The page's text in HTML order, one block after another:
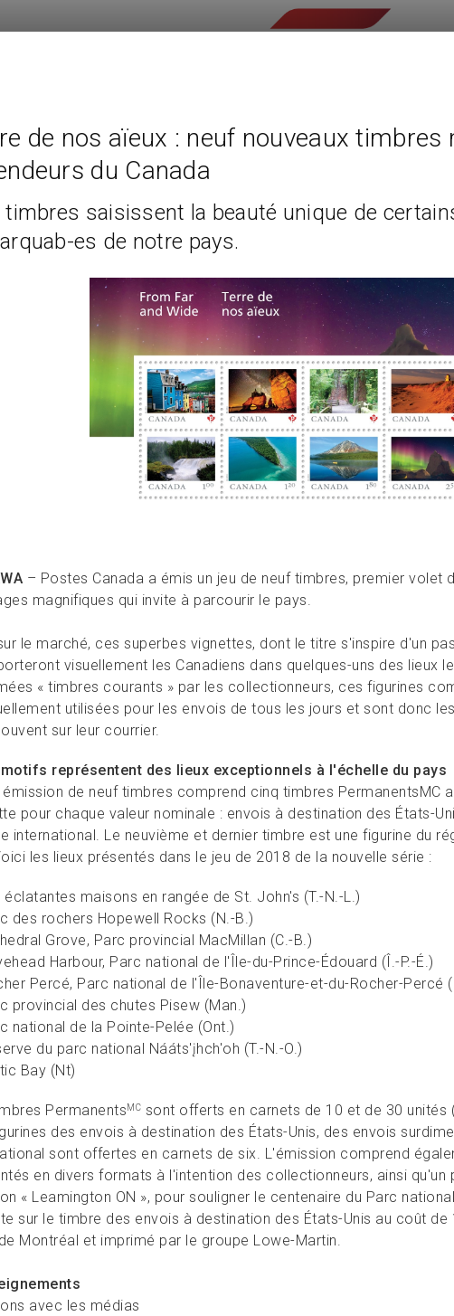
de nos aïeux : neuf nouveaux
du Canada
timbres saisissent la beauté unique de
es de notre pays.
– Postes Canada a émis un jeu de neuf timbres, premier volet
magnifiques qui invite à parcourir le pays.
le marché, ces superbes vignettes, dont le titre s'inspire d'un
visuellement les Canadiens dans quelques-uns des lieux
« timbres courants » par les collectionneurs, ces figurines
utilisées pour les envois de tous les jours et sont donc
sur leur courrier.
représentent des lieux exceptionnels à l'échelle du pays
de neuf timbres comprend cinq timbres PermanentsMC
pour chaque valeur nominale : envois à destination des États-
international. Le neuvième et dernier timbre est une figurine du
les lieux présentés dans le jeu de 2018 de la nouvelle série :
éclatantes maisons en rangée de St. John's (T.-N.-L.)
des rochers Hopewell Rocks (N.-B.)
Grove, Parc provincial MacMillan (C.-B.)
Harbour, Parc national de l'Île-du-Prince-Édouard (Î.-P.-É.)
Percé, Parc national de l'Île-Bonaventure-et-du-Rocher-Percé
provincial des chutes Pisew (Man.)
national de la Pointe-Pelée (Ont.)
du parc national Nááts'įhch'oh (T.-N.-O.)
Bay (Nt)
PermanentsMC sont offerts en carnets de 10 et de 30 unités
des envois à destination des États-Unis, des envois
sont offertes en carnets de six. L'émission comprend
en divers formats à l'intention des collectionneurs, ainsi
« Leamington ON », pour souligner le centenaire du Parc
sur le timbre des envois à destination des États-Unis au coût
Montréal et imprimé par le groupe Lowe-Martin.
avec les médias